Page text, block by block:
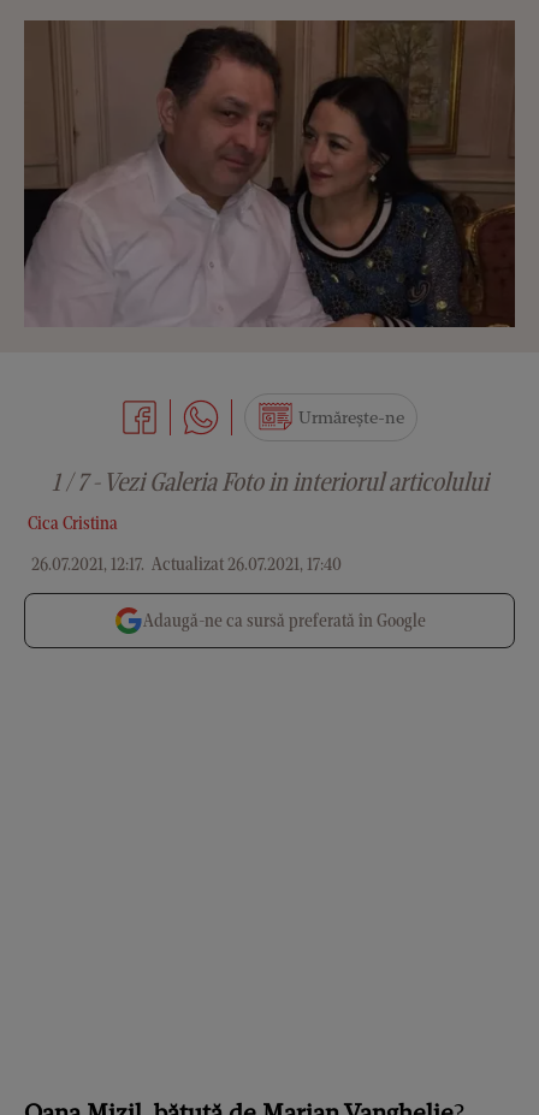
Cica Cristina
26.07.2021, 12:17. Actualizat 26.07.2021, 17:40
Urmărește-ne
1 / 7 - Vezi Galeria Foto in interiorul articolului
Adaugă-ne ca sursă preferată în Google